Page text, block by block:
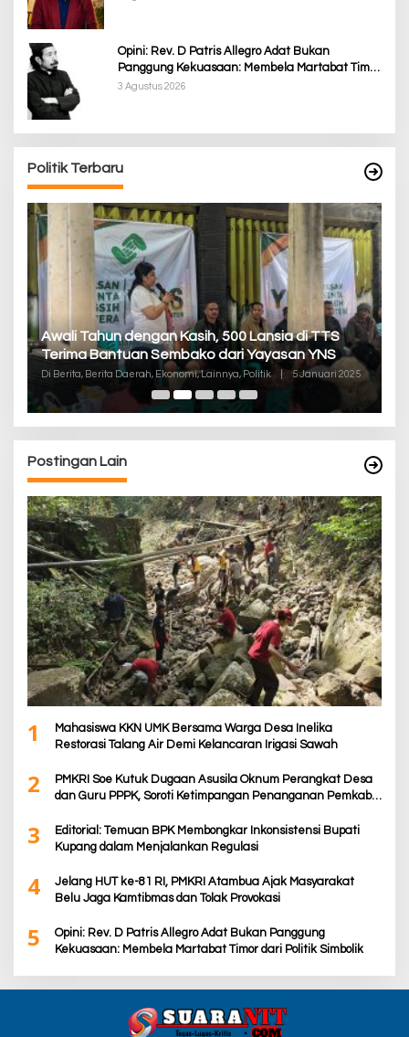
Opini: Rev. D Patris Allegro Adat Bukan
Panggung Kekuasaan: Membela Martabat Timor
dari Politik Simbolik
3 Agustus 2026
Politik Terbaru
Awali Tahun dengan Kasih, 500 Lansia di TTS
Terima Bantuan Sembako dari Yayasan YNS
Di Berita, Berita Daerah, Ekonomi, Lainnya, Politik 5 Januari 2025
Postingan Lain
1
Mahasiswa KKN UMK Bersama Warga Desa Inelika
Restorasi Talang Air Demi Kelancaran Irigasi Sawah
2
PMKRI Soe Kutuk Dugaan Asusila Oknum Perangkat Desa
dan Guru PPPK, Soroti Ketimpangan Penanganan Pemkab
3
Editorial: Temuan BPK Membongkar Inkonsistensi Bupati
Kupang dalam Menjalankan Regulasi
4
Jelang HUT ke-81 RI, PMKRI Atambua Ajak Masyarakat
Belu Jaga Kamtibmas dan Tolak Provokasi
5
Opini: Rev. D Patris Allegro Adat Bukan Panggung
Kekuasaan: Membela Martabat Timor dari Politik Simbolik